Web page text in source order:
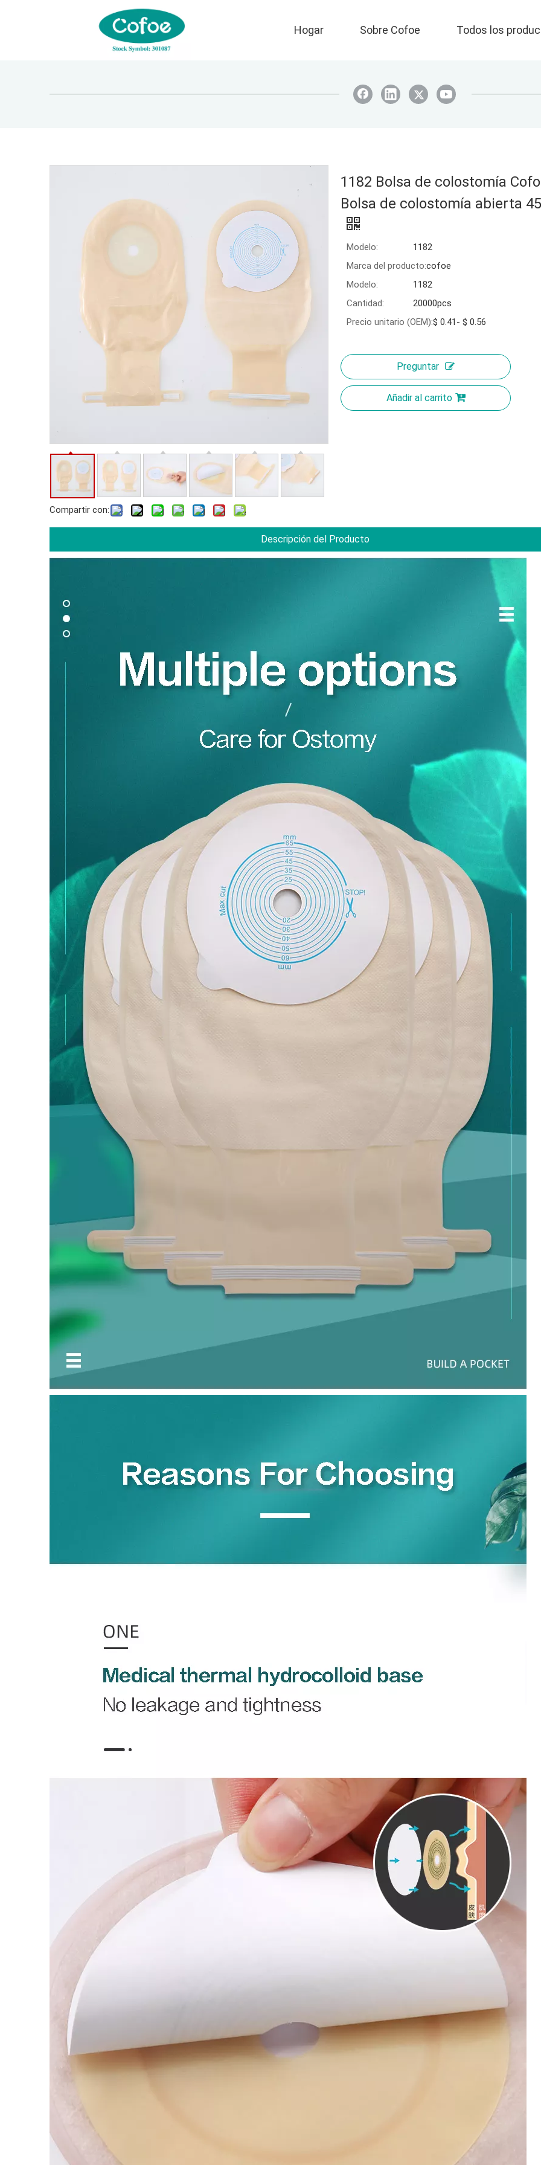
Hogar Sobre Cofoe Todos los
Compartir con:
1182 Bolsa de colostomía
Bolsa de colostomía abierta
Modelo:
1182
Marca del producto:cofoe
Modelo:
1182
Cantidad:
20000pcs
Precio unitario (OEM):$ 0.41- $ 0.56
Preguntar
Añadir al carrito
Descripción del Producto